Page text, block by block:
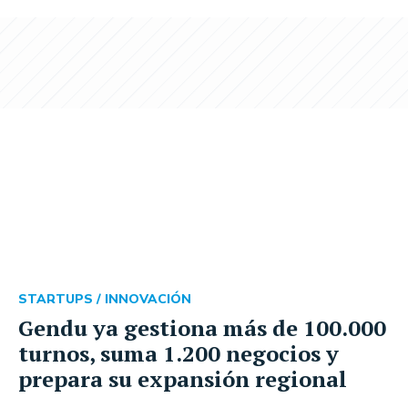
Gendu ya gestiona más de 100.000
turnos, suma 1.200 negocios y
prepara su expansión regional
STARTUPS / INNOVACIÓN